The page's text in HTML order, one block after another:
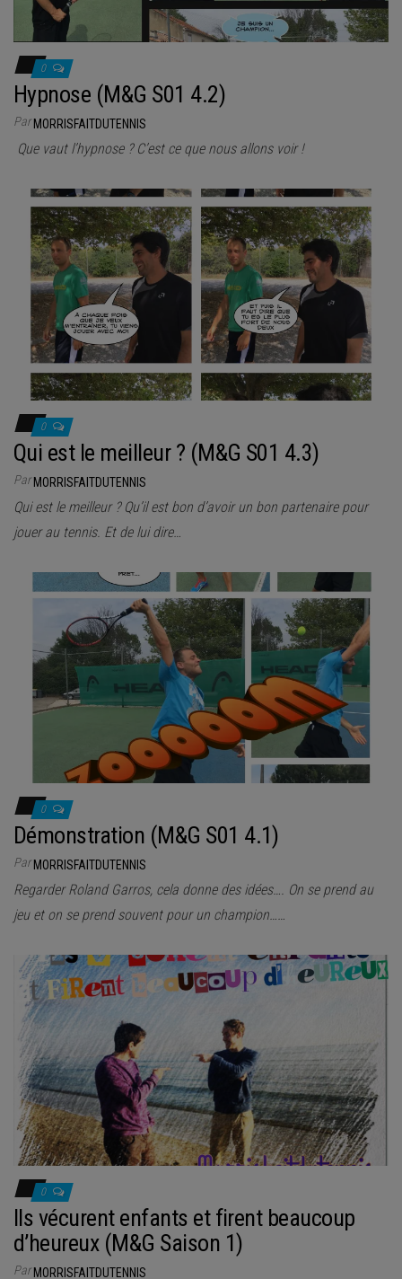
0
Hypnose (M&G S01 4.2)
ParMORRISFAITDUTENNIS
Que vaut l’hypnose ? C’est ce que nous allons voir !
0
Qui est le meilleur ? (M&G S01 4.3)
ParMORRISFAITDUTENNIS
Qui est le meilleur ? Qu’il est bon d’avoir un bon partenaire pour
jouer au tennis. Et de lui dire…
0
Démonstration (M&G S01 4.1)
ParMORRISFAITDUTENNIS
Regarder Roland Garros, cela donne des idées…. On se prend au
jeu et on se prend souvent pour un champion……
0
Ils vécurent enfants et firent beaucoup
d’heureux (M&G Saison 1)
ParMORRISFAITDUTENNIS